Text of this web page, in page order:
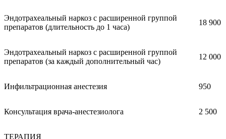
Эндотрахеальный наркоз с расширенной группой
препаратов (длительность до 1 часа)
18 900
Эндотрахеальный наркоз с расширенной группой
препаратов (за каждый дополнительный час)
12 000
Инфильтрационная анестезия 950
Консультация врача-анестезиолога 2 500
ТЕРАПИЯ